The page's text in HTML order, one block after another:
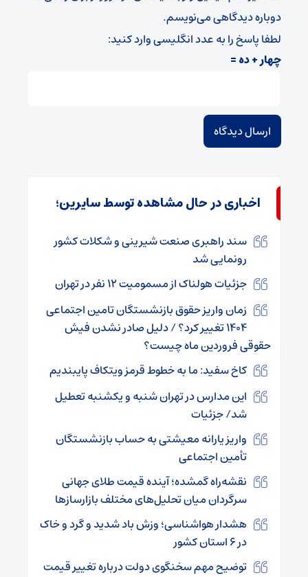
دوباره دیدگاهی می‌نویسم.
لطفا پاسخ را به عدد انگلیسی وارد کنید:
چهار + ده =
اخباری در حال مشاهده توسط سایرین؛
سند راهبری صنعت شیرینی و شکلات کشور
رونمایی شد
جزئیات هولناک از مسمومیت ۱۲ نفر در تهران
زمان واریز حقوق بازنشستگان تامین اجتماعی
۱۴۰۴ تغییر کرد؟ / دلیل صادر نشدن فیش
حقوقی فروردین ماه چیست؟
کاخ سفید: ما به خطوط قرمز ویتکاف پایبندیم
این مدارس در تهران شنبه و یکشنبه تعطیل
شد/ جزئیات
واریز یارانه معیشتی به حساب بازنشستگان
تأمین اجتماعی
نقشه‌راه گمشده؛ آینده قیمت طلای جهانی
سرگردان میان تحلیل‌های مختلف بازارسازها
هشدار هواشناسی؛ وزش باد شدید و گرد و خاک
در ۶ استان کشور
توضیح مهم سخنگوی دولت درباره تغییر قیمت